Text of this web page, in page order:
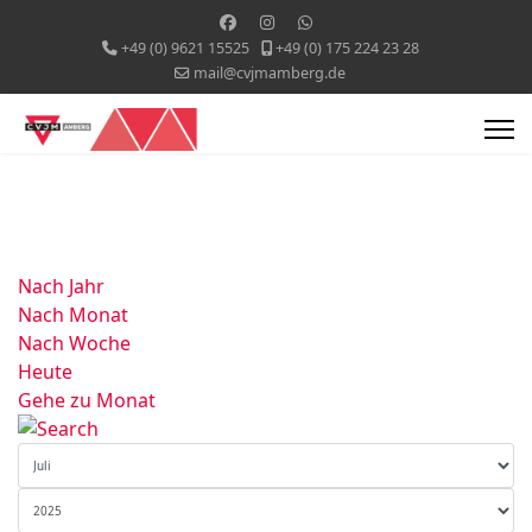
+49 (0) 9621 15525
+49 (0) 175 224 23 28
mail@cvjmamberg.de
Nach Jahr
Nach Monat
Nach Woche
Heute
Gehe zu Monat